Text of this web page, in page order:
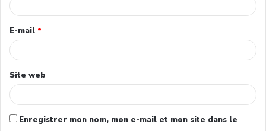
E-mail *
Site web
Enregistrer mon nom, mon e-mail et mon site dans le